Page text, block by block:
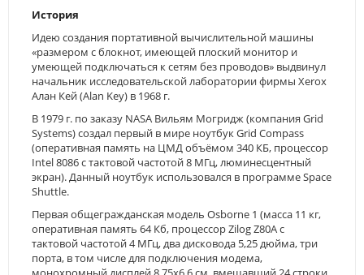
История
Идею создания портативной вычислительной машины
«размером с блокнот, имеющей плоский монитор и
умеющей подключаться к сетям без проводов» выдвинул
начальник исследовательской лаборатории фирмы Xerox
Алан Кей (Alan Key) в 1968 г.
В 1979 г. по заказу NASA Вильям Могридж (компания Grid
Systems) создал первый в мире ноутбук Grid Compass
(оперативная память на ЦМД объёмом 340 КБ, процессор
Intel 8086 с тактовой частотой 8 МГц, люминесцентный
экран). Данный ноутбук использовался в программе Space
Shuttle.
Первая общегражданская модель Osborne 1 (масса 11 кг,
оперативная память 64 Кб, процессор Zilog Z80A с
тактовой частотой 4 МГц, два дисковода 5,25 дюйма, три
порта, в том числе для подключения модема,